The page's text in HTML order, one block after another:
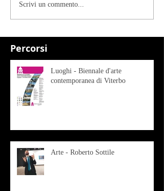
Percorsi
Scrivi un commento...
Luoghi - Biennale d'arte
contemporanea di Viterbo
Arte - Roberto Sottile